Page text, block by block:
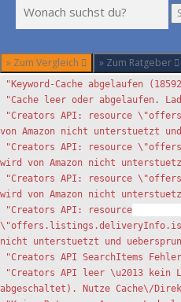
» Zum Vergleich » Zum Ratgeber
"Keyword-Cache abgelaufen
"Cache leer oder abgelaufen.
"Creators API: resource
von Amazon nicht unterstuetzt
"Creators API: resource
wird von Amazon nicht
"Creators API: resource
wird von Amazon nicht
"Creators API: resource
nicht unterstuetzt und
"Creators API SearchItems
"Creators API leer \u2013 kein
abgeschaltet). Nutze Cache\/